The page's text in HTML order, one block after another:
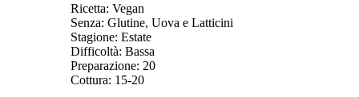
Ricetta: Vegan
Senza: Glutine, Uova e Latticini
Stagione: Estate
Difficoltà: Bassa
Preparazione: 20
Cottura: 15-20